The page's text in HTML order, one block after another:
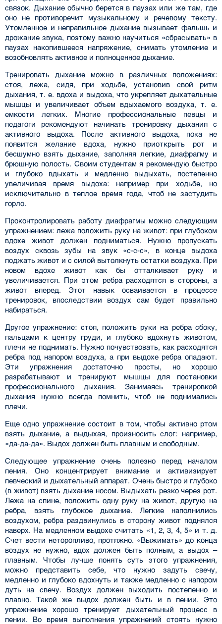
связок. Дыхание обычно берется в паузах или же там, где
оно не противоречит музыкальному и речевому тексту.
Утомленное и неправильное дыхание вызы­вает фальшь и
дрожание звука, поэтому важно научиться «сбрасывать» в
паузах накопившее­ся напряжение, снимать утомление и
возобновлять активное и полноценное дыхание.
Тренировать дыхание можно в различных положениях:
стоя, лежа, сидя, при ходьбе, уста­новив свой ритм
дыхания, т. е. вдоха и выдоха, что укрепляет дыхательные
мышцы и увели­чивает объем вдыхаемого воздуха, т. е.
емкости легких. Многие профессиональные певцы и
педагоги рекомендуют начинать тренировку дыхания с
активного выдоха. После активного выдоха, пока не
появится желание вдоха, нужно приоткрыть рот и
бесшумно взять дыхание, заполняя легкие, диафрагму и
брюшную полость. Своим студентам я рекомендую быстро
и глубоко вдыхать и медленно выдыхать, постепенно
увеличивая время выдоха: например при ходьбе, но
исключительно в теплое время года, чтоб не застудить
горло.
Проконтролировать работу диафрагмы можно следующим
упражнением: лежа положить руку на живот: при глубоком
вдохе живот должен подниматься. Нужно пропускать
воздух сквозь зубы на звук «с-с-с», в конце выдоха
поджать живот и с силой вытолкнуть остатки воз­духа. При
новом вдохе живот как бы отталкивает руку и
увеличивается. При этом ребра рас­ходятся в стороны, а
живот вперед. Этот навык осваивается в процессе
тренировок, впослед­ствии воздух сам будет правильно
набираться.
Другое упражнение: стоя, положить руки на ребра сбоку,
пальцами к центру груди, и глу­боко вдохнуть животом,
плечи не поднимать. Нужно почувствовать, как расходятся
ребра под напором воздуха, а при выдохе ребра опадают.
Эти упражнения достаточно просты, но хоро­шо
разрабатывают и тренируют мышцы для постановки
профессионального дыхания. Зани­маясь тренировкой
дыхания нужно всегда помнить, чтоб не поднимались
плечи.
Еще одно упражнение состоит в том, чтобы активно ртом
взять дыхание, а выдыхая, про­износить слог: например,
«да-да-да». Выдох должен быть плавным и свободным.
Следующее упражнение очень полезно перед началом
пения. Оно концентрирует внимание и активизирует
певческий и дыхательный аппарат. Очень быстро и глубоко
(в живот) взять дыхание носом. Выдыхать резко через рот.
Лежа на спине, положить одну руку на живот, другую на
ребра, взять глубокое дыхание. Легкие наполнились
воздухом, ребра раздвинулись в сторону живот под­нялся
наверх. На медленном выдохе считать «1, 2, 3, 4, 5» и т. д.
Счет вести неторопливо, протяж­но. «Выжимать» до конца
воздух не нужно, вдох должен быть полным, а выдох –
плавным. Чтобы лучше понять суть этого упражнения,
можно представить себе, что нужно задуть свечу,
медленно и глубоко вдохнуть и также медленно с напором
дуть на свечу. Воздух должен выходить постепен­но и
плавно. Такой же выдох должен быть и в пении. Это
упражнение хорошо тренирует дыхатель­ный процесс в
пении. Во время выполнения упражнений стоять нужно